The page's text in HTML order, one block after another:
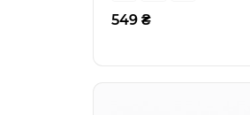
549 ₴